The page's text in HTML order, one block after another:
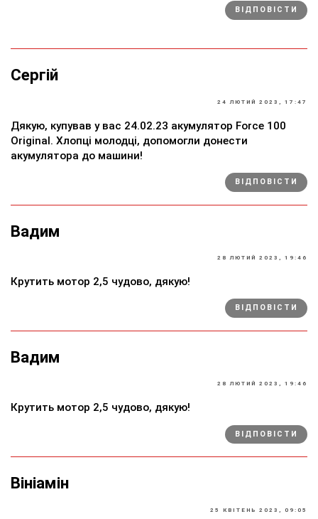
ВІДПОВІСТИ
Сергій
24 ЛЮТИЙ 2023, 17:47
Дякую, купував у вас 24.02.23 акумулятор Force 100
Original. Хлопці молодці, допомогли донести
акумулятора до машини!
ВІДПОВІСТИ
Вадим
28 ЛЮТИЙ 2023, 19:46
Крутить мотор 2,5 чудово, дякую!
ВІДПОВІСТИ
Вадим
28 ЛЮТИЙ 2023, 19:46
Крутить мотор 2,5 чудово, дякую!
ВІДПОВІСТИ
Вініамін
25 КВІТЕНЬ 2023, 09:05